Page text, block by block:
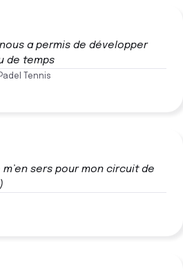
a permis de développer
de temps
Tennis
sers pour mon circuit de